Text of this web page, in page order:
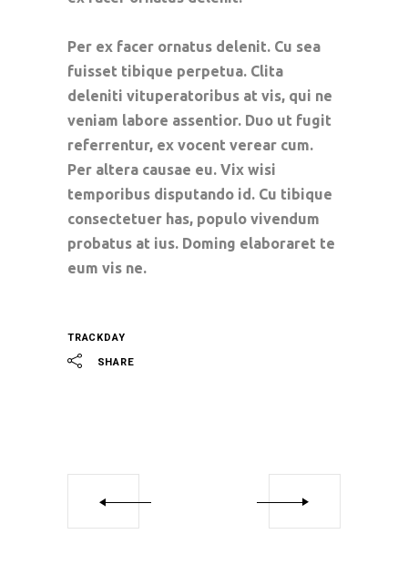
Per ex facer ornatus delenit. Cu sea
fuisset tibique perpetua. Clita
deleniti vituperatoribus at vis, qui ne
veniam labore assentior. Duo ut fugit
referrentur, ex vocent verear cum.
Per altera causae eu. Vix wisi
temporibus disputando id. Cu tibique
consectetuer has, populo vivendum
probatus at ius. Doming elaboraret te
eum vis ne.
TRACKDAY
SHARE